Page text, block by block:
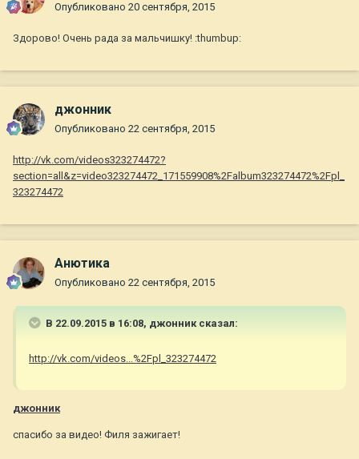
Опубликовано 20 сентября, 2015
Здорово! Очень рада за мальчишку! :thumbup:
джонник
Опубликовано 22 сентября, 2015
http://vk.com/videos323274472?
section=all&z=video323274472_171559908%2Falbum323274472%2Fpl_
323274472
Анютика
Опубликовано 22 сентября, 2015
В 22.09.2015 в 16:08, джонник сказал:
http://vk.com/videos...%2Fpl_323274472
джонник
спасибо за видео! Филя зажигает!